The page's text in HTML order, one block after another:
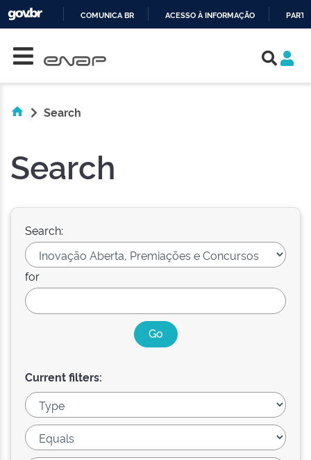
COMUNICA BR ACESSO À INFORMAÇÃO
Search
Search
Search:
for
Current filters: